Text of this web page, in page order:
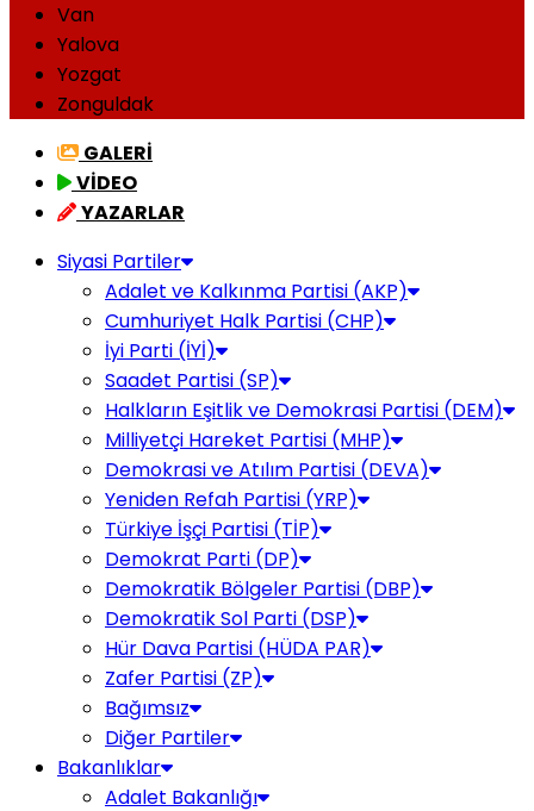
Van
Yalova
Yozgat
Zonguldak
GALERİ
VİDEO
YAZARLAR
Siyasi Partiler
Adalet ve Kalkınma Partisi (AKP)
Cumhuriyet Halk Partisi (CHP)
İyi Parti (İYİ)
Saadet Partisi (SP)
Halkların Eşitlik ve Demokrasi Partisi (DEM)
Milliyetçi Hareket Partisi (MHP)
Demokrasi ve Atılım Partisi (DEVA)
Yeniden Refah Partisi (YRP)
Türkiye İşçi Partisi (TİP)
Demokrat Parti (DP)
Demokratik Bölgeler Partisi (DBP)
Demokratik Sol Parti (DSP)
Hür Dava Partisi (HÜDA PAR)
Zafer Partisi (ZP)
Bağımsız
Diğer Partiler
Bakanlıklar
Adalet Bakanlığı